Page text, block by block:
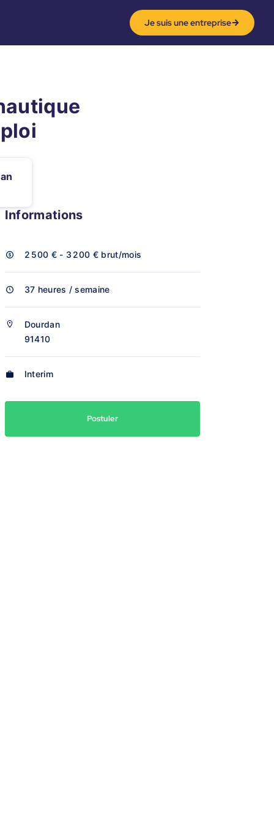
Je suis une entreprise
Informations
2 500 € - 3 200 € brut/mois
37 heures / semaine
Dourdan
91410
Interim
Postuler